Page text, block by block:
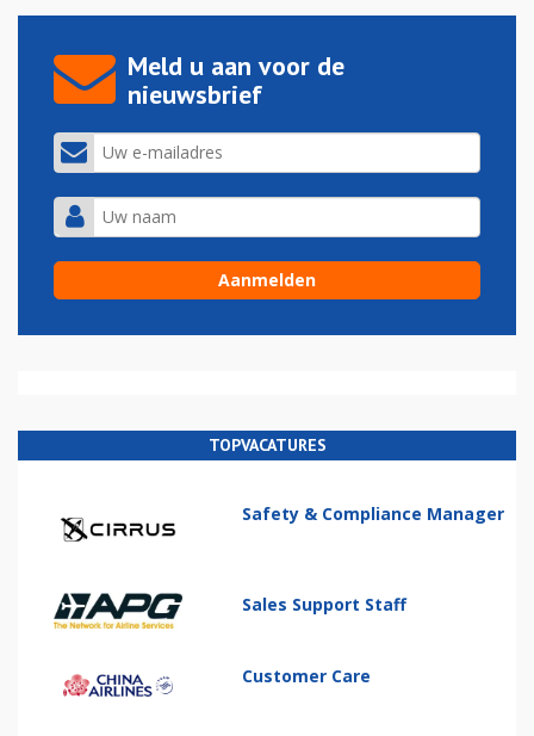
Meld u aan voor de
nieuwsbrief
TOPVACATURES
Safety & Compliance Manager
Sales Support Staff
Customer Care